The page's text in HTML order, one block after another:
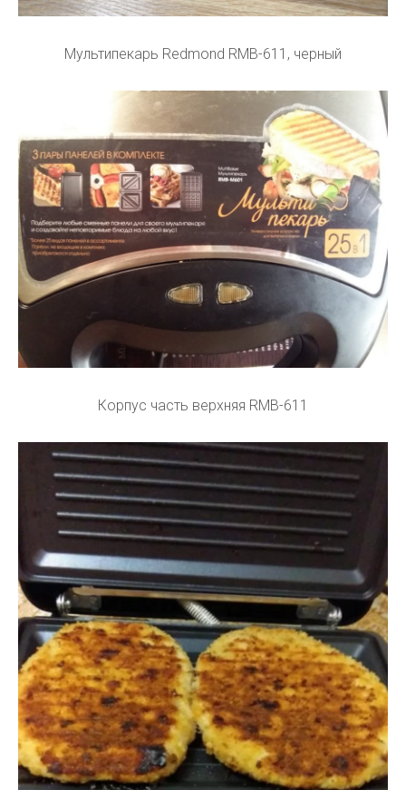
Мультипекарь Redmond RMB-611, черный
Корпус часть верхняя RMB-611